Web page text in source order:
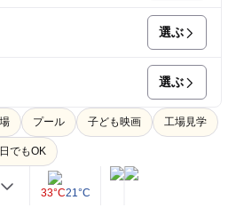
選ぶ
選ぶ
プール 子ども映画 工場見学
でもOK
33°C21°C